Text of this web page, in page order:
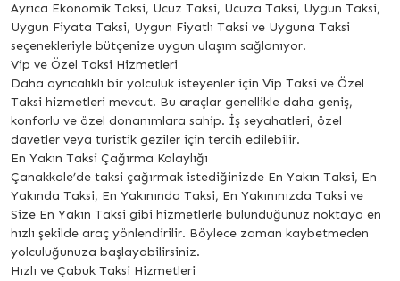
Ayrıca Ekonomik Taksi, Ucuz Taksi, Ucuza Taksi, Uygun Taksi,
Uygun Fiyata Taksi, Uygun Fiyatlı Taksi ve Uyguna Taksi
seçenekleriyle bütçenize uygun ulaşım sağlanıyor.
Vip ve Özel Taksi Hizmetleri
Daha ayrıcalıklı bir yolculuk isteyenler için Vip Taksi ve Özel
Taksi hizmetleri mevcut. Bu araçlar genellikle daha geniş,
konforlu ve özel donanımlara sahip. İş seyahatleri, özel
davetler veya turistik geziler için tercih edilebilir.
En Yakın Taksi Çağırma Kolaylığı
Çanakkale’de taksi çağırmak istediğinizde En Yakın Taksi, En
Yakında Taksi, En Yakınında Taksi, En Yakınınızda Taksi ve
Size En Yakın Taksi gibi hizmetlerle bulunduğunuz noktaya en
hızlı şekilde araç yönlendirilir. Böylece zaman kaybetmeden
yolculuğunuza başlayabilirsiniz.
Hızlı ve Çabuk Taksi Hizmetleri